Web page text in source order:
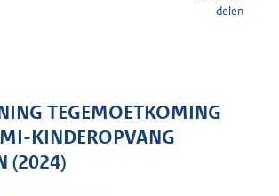
r
o
TEGEMOETKOMING
KINDEROPVANG
(2024)